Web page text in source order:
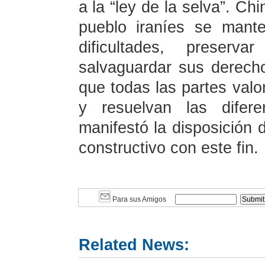
a la “ley de la selva”.
pueblo iraníes se
dificultades,
salvaguardar sus
que todas las partes
y resuelvan las
manifestó la disposición
constructivo con este fin.
Para sus Amigos
Related News: